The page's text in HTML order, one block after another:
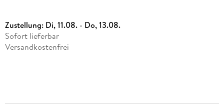
Zustellung: Di, 11.08. - Do, 13.08.
Sofort lieferbar
Versandkostenfrei